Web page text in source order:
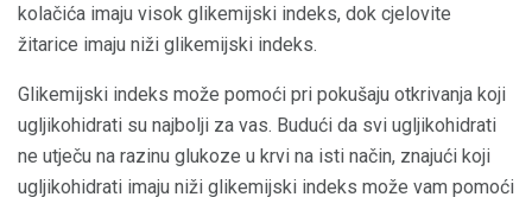
kolačića imaju visok glikemijski indeks, dok cjelovite
žitarice imaju niži glikemijski indeks.
Glikemijski indeks može pomoći pri pokušaju otkrivanja koji
ugljikohidrati su najbolji za vas. Budući da svi ugljikohidrati
ne utječu na razinu glukoze u krvi na isti način, znajući koji
ugljikohidrati imaju niži glikemijski indeks može vam pomoći